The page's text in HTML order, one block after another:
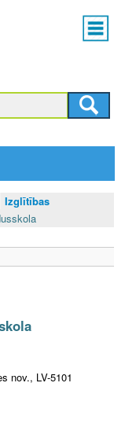
Main
menu
Izglītības
nov., LV-5101